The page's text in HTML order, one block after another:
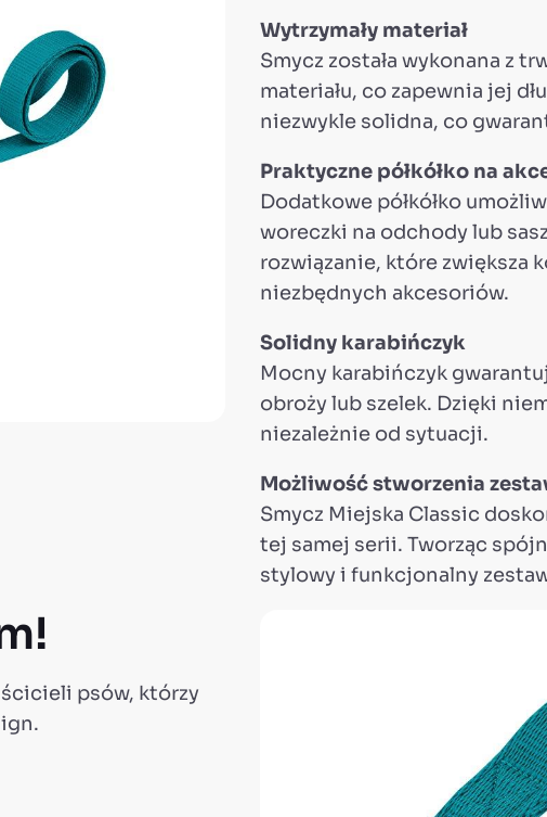
Wytrzymały materiał
Smycz została wykonana z
materiału, co zapewnia jej
niezwykle solidna, co
Praktyczne półkółko na
Dodatkowe półkółko
woreczki na odchody lub
rozwiązanie, które zwiększa
niezbędnych akcesoriów.
Solidny karabińczyk
Mocny karabińczyk
obroży lub szelek. Dzięki
niezależnie od sytuacji.
Możliwość stworzenia
Smycz Miejska Classic
tej samej serii. Tworząc
stylowy i funkcjonalny
psów, którzy